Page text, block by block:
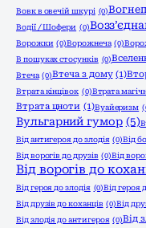
Вовк в овечій шкурі (0)
Водії / Шофери (0)
Ворожки (0)Ворожнеча (0)
В пошуках стосунків (0)
Втеча (0)Втеча з дому (1)
Втрата кінцівок (0)Втрата
Втрата цноти (1)Вуайеризм
Вульгарний гумор (5)
Від антигероя до злодія (0)Від
Від ворогів до друзів (0)Від
Від ворогів до
Від героя до злодія (0)Від героя
Від друзів до коханців (0)Від
Від злодія до антигероя (0)Від